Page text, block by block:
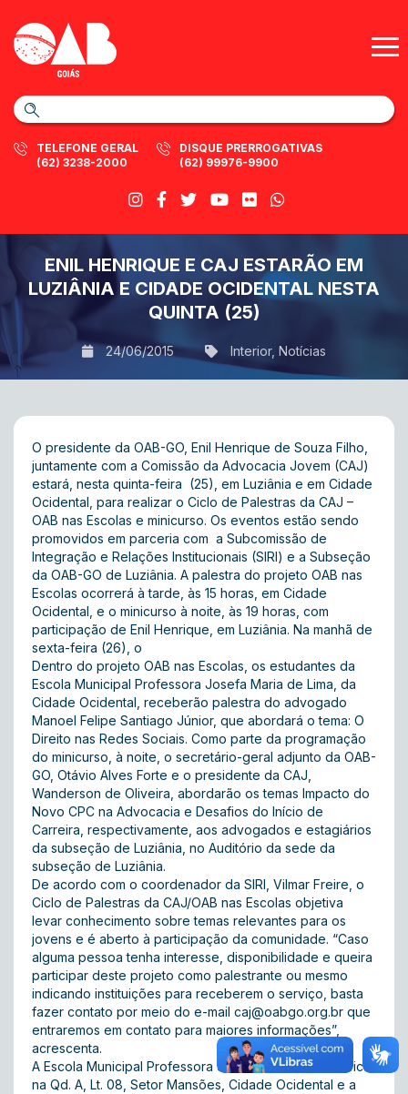
TELEFONE GERAL
(62) 3238-2000
DISQUE PRERROGATIVAS
(62) 99976-9900
ENIL HENRIQUE E CAJ ESTARÃO EM
LUZIÂNIA E CIDADE OCIDENTAL NESTA
QUINTA (25)
24/06/2015 Interior, Notícias
O presidente da OAB-GO, Enil Henrique de Souza Filho,
juntamente com a Comissão da Advocacia Jovem (CAJ)
estará, nesta quinta-feira (25), em Luziânia e em Cidade
Ocidental, para realizar o Ciclo de Palestras da CAJ –
OAB nas Escolas e minicurso. Os eventos estão sendo
promovidos em parceria com a Subcomissão de
Integração e Relações Institucionais (SIRI) e a Subseção
da OAB-GO de Luziânia. A palestra do projeto OAB nas
Escolas ocorrerá à tarde, às 15 horas, em Cidade
Ocidental, e o minicurso à noite, às 19 horas, com
participação de Enil Henrique, em Luziânia. Na manhã de
sexta-feira (26), o
Dentro do projeto OAB nas Escolas, os estudantes da
Escola Municipal Professora Josefa Maria de Lima, da
Cidade Ocidental, receberão palestra do advogado
Manoel Felipe Santiago Júnior, que abordará o tema: O
Direito nas Redes Sociais. Como parte da programação
do minicurso, à noite, o secretário-geral adjunto da OAB-
GO, Otávio Alves Forte e o presidente da CAJ,
Wanderson de Oliveira, abordarão os temas Impacto do
Novo CPC na Advocacia e Desafios do Início de
Carreira, respectivamente, aos advogados e estagiários
da subseção de Luziânia, no Auditório da sede da
subseção de Luziânia.
De acordo com o coordenador da SIRI, Vilmar Freire, o
Ciclo de Palestras da CAJ/OAB nas Escolas objetiva
levar conhecimento sobre temas relevantes para os
jovens e é aberto à participação da comunidade. “Caso
alguma pessoa tenha interesse, disponibilidade e queira
participar deste projeto como palestrante ou mesmo
indicando instituições para receberem o serviço, basta
fazer contato por meio do e-mail caj@oabgo.org.br que
entraremos em contato para maiores informações”,
acrescenta.
A Escola Municipal Professora Josefa Maria de Lima fica
na Qd. A, Lt. 08, Setor Mansões, Cidade Ocidental e a